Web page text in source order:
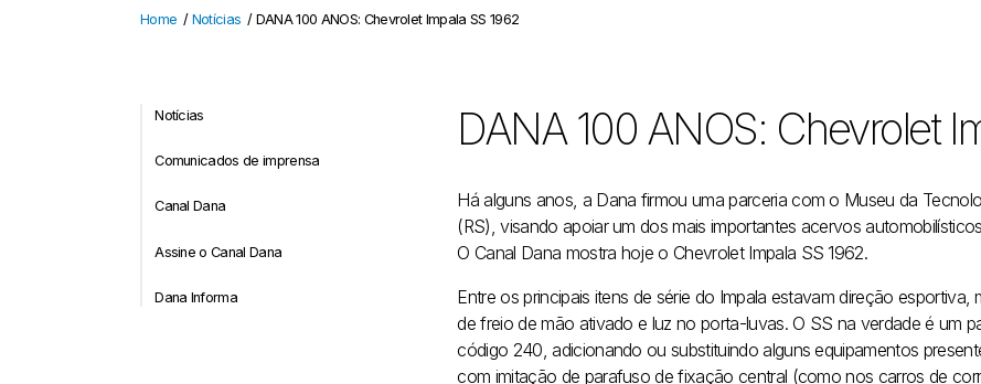
Home / Notícias / DANA 100 ANOS: Chevrolet Impala SS 1962
Notícias
Comunicados de imprensa
Canal Dana
Assine o Canal Dana
Dana Informa
DANA 100 ANOS: Chevrolet
Há alguns anos, a Dana firmou uma parceria com o Museu da
(RS), visando apoiar um dos mais importantes acervos
O Canal Dana mostra hoje o Chevrolet Impala SS 1962.
Entre os principais itens de série do Impala estavam direção
de freio de mão ativado e luz no porta-luvas. O SS na verdade é um
código 240, adicionando ou substituindo alguns equipamentos
com imitação de parafuso de fixação central (como nos carros de